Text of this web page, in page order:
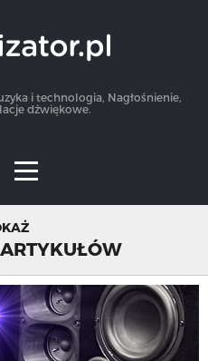
i technologia, Nagłośnienie,
dźwiękowe.